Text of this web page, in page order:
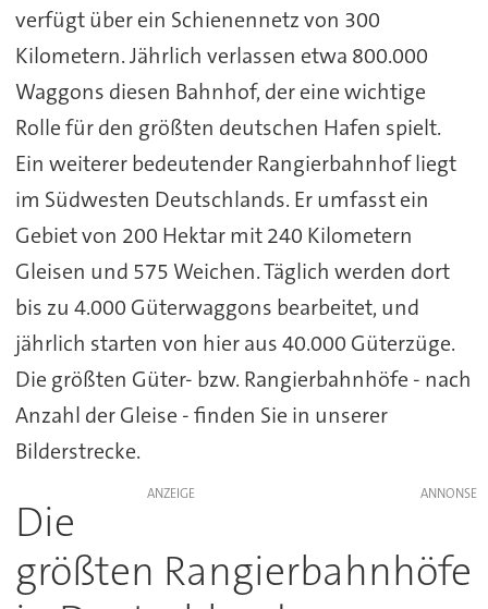
verfügt über ein Schienennetz von 300
Kilometern. Jährlich verlassen etwa 800.000
Waggons diesen Bahnhof, der eine wichtige
Rolle für den größten deutschen Hafen spielt.
Ein weiterer bedeutender Rangierbahnhof liegt
im Südwesten Deutschlands. Er umfasst ein
Gebiet von 200 Hektar mit 240 Kilometern
Gleisen und 575 Weichen. Täglich werden dort
bis zu 4.000 Güterwaggons bearbeitet, und
jährlich starten von hier aus 40.000 Güterzüge.
Die größten Güter- bzw. Rangierbahnhöfe - nach
Anzahl der Gleise - finden Sie in unserer
Bilderstrecke.
ANZEIGE
Die
größten Rangierbahnhöfe